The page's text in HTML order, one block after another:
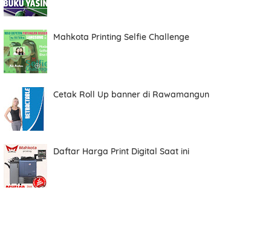
Mahkota Printing Selfie Challenge
Cetak Roll Up banner di Rawamangun
Daftar Harga Print Digital Saat ini
Date
Comment